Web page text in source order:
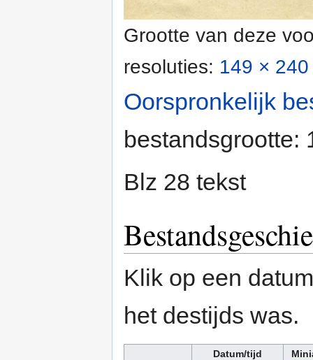
Grootte van deze
resoluties: 149 ×
Oorspronkelijk
bestandsgrootte:
Blz 28 tekst
Klik op een
het destijds was.
Datum/tijd